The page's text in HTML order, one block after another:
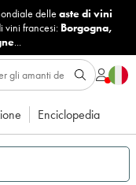
delle aste di vini
vini francesi: Borgogna,
...
Enciclopedia